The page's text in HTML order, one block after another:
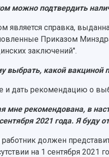
можно подтвердить
является справка,
Приказом
заключений".
выбрать, какой вакциной
и дать рекомендацию о
мне рекомендована, в
2021 года. Я буду
работник должен
на 1 сентября